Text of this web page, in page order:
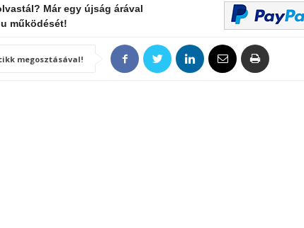
Már egy újság árával
működését!
megosztásával!